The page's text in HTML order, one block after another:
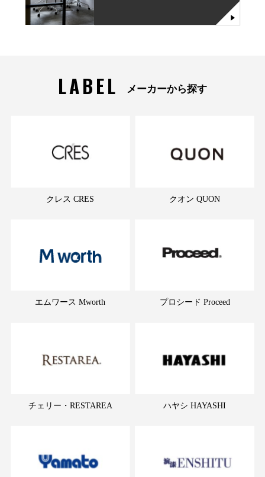
LABEL メーカーから探す
クレス CRES クオン QUON
エムワース Mworth プロシード Proceed
チェリー・RESTAREA ハヤシ HAYASHI